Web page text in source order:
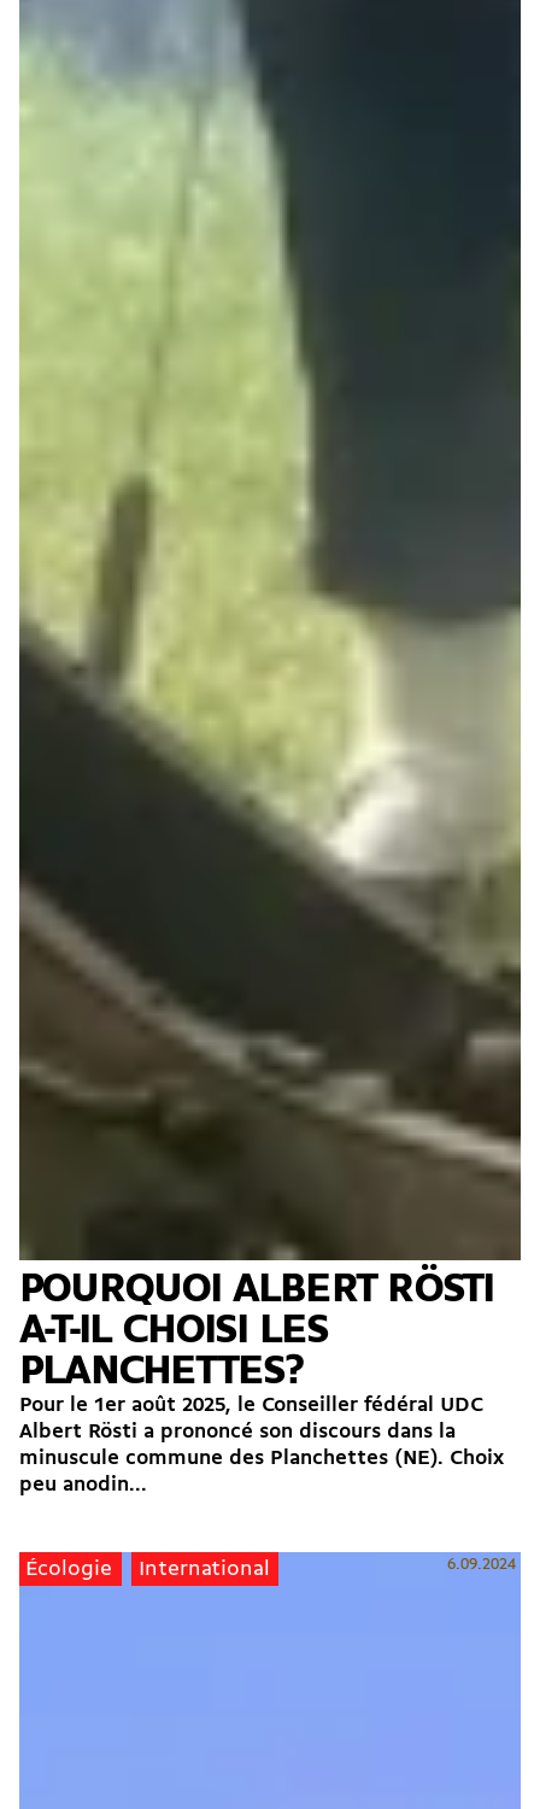
POURQUOI ALBERT RÖSTI
A-T-IL CHOISI LES
PLANCHETTES?
Pour le 1er août 2025, le Conseiller fédéral UDC
Albert Rösti a prononcé son discours dans la
minuscule commune des Planchettes (NE). Choix
peu anodin...
Écologie International 6.09.2024